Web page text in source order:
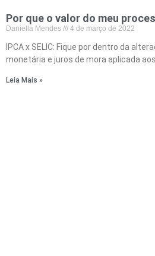
Por que o valor do meu
Daniella Mendes 4 de março de 2022
IPCA x SELIC: Fique por dentro da
monetária e juros de mora aplicada
Leia Mais »